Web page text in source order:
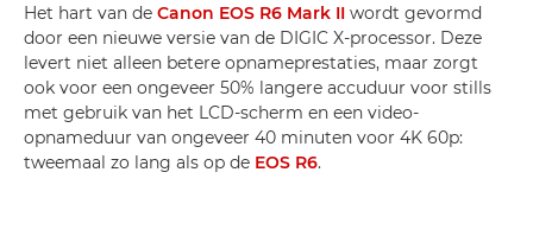
Het hart van de Canon EOS R6 Mark II wordt gevormd
door een nieuwe versie van de DIGIC X-processor. Deze
levert niet alleen betere opnameprestaties, maar zorgt
ook voor een ongeveer 50% langere accuduur voor stills
met gebruik van het LCD-scherm en een video-
opnameduur van ongeveer 40 minuten voor 4K 60p:
tweemaal zo lang als op de EOS R6.